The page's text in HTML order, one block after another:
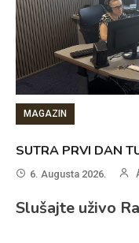
MAGAZIN
SUTRA PRVI DAN
6. Augusta 2026.
Slušajte uživo